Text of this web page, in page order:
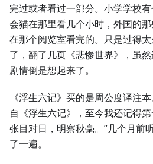
完过或者看过一部分。小学学校
会猫在那里看几个小时，外国的
在那个阅览室看完的。只是过得
了，翻了几页《悲惨世界》，虽
剧情倒是想起来了。
《浮生六记》买的是周公度译注
自《浮生六记》，至今我还记得
张目对日，明察秋毫。”几个月前
了一遍。